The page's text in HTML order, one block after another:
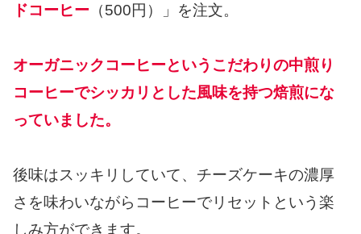
ドコーヒー （500円）」を注文。
オーガニックコーヒーというこだわりの中煎り
コーヒーでシッカリとした風味を持つ焙煎にな
っていました。
後味はスッキリしていて、チーズケーキの濃厚
さを味わいながらコーヒーでリセットという楽
しみ方ができます。